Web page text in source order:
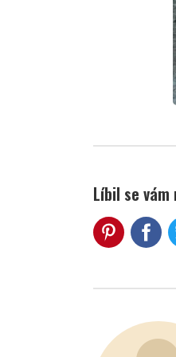
Líbil se